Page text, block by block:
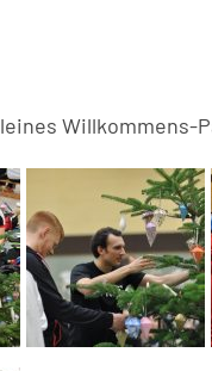
Willkommens-